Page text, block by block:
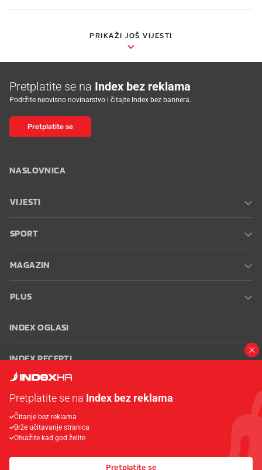
PRIKAŽI JOŠ VIJESTI
Pretplatite se na Index bez reklama
Podržite neovisno novinarstvo i čitajte Index bez bannera.
Pretplatite se
NASLOVNICA
VIJESTI
SPORT
MAGAZIN
PLUS
INDEX OGLASI
INDEX RECEPTI
Oglašavanje Zaposli se na Indexu
korištenja
Postavke kolačića
Pretplatite se na Index bez reklama
Čitanje bez reklama
Brže učitavanje stranica
Otkažite kad god želite
Pretplatite se